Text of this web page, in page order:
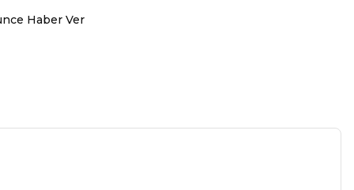
Haber Ver